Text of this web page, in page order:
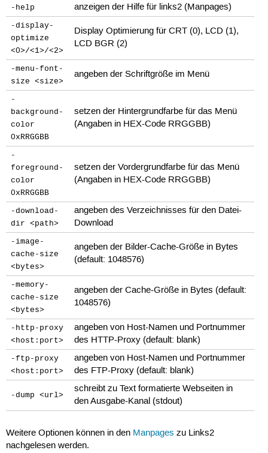
-help anzeigen der Hilfe für links2 (Manpages)
-display-
optimize
<0>/<1>/<2>
Display Optimierung für CRT (0), LCD (1),
LCD BGR (2)
-menu-font-
size <size>
angeben der Schriftgröße im Menü
-
background-
color
0xRRGGBB
setzen der Hintergrundfarbe für das Menü
(Angaben in HEX-Code RRGGBB)
-
foreground-
color
0xRRGGBB
setzen der Vordergrundfarbe für das Menü
(Angaben in HEX-Code RRGGBB)
-download-
dir <path>
angeben des Verzeichnisses für den Datei-
Download
-image-
cache-size
<bytes>
angeben der Bilder-Cache-Größe in Bytes
(default: 1048576)
-memory-
cache-size
<bytes>
angeben der Cache-Größe in Bytes (default:
1048576)
-http-proxy
<host:port>
angeben von Host-Namen und Portnummer
des HTTP-Proxy (default: blank)
-ftp-proxy
<host:port>
angeben von Host-Namen und Portnummer
des FTP-Proxy (default: blank)
-dump <url>
schreibt zu Text formatierte Webseiten in
den Ausgabe-Kanal (stdout)
Weitere Optionen können in den Manpages zu Links2
nachgelesen werden.